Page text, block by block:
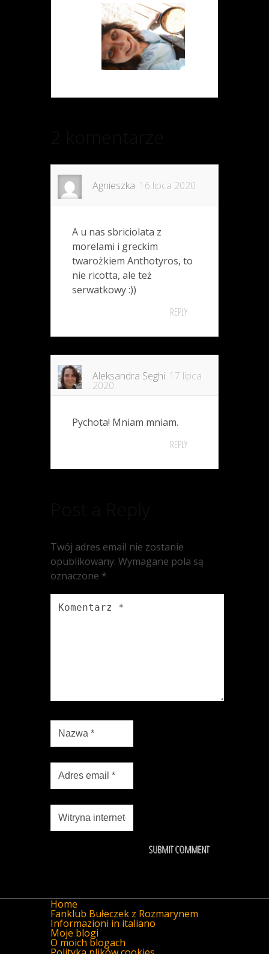
Agnieszka 16 lipca 2020
A u nas sbriciolata z
morelami i greckim
twarożkiem Anthotyros, to
nie ricotta, ale też
serwatkowy :))
REPLY
Aleksandra Seghi 17 lipca
2020
Pychota! Mniam mniam.
REPLY
Twój adres email nie zostanie
opublikowany. Wymagane pola są
oznaczone *
Home
Fanklub Bułeczek z Rozmarynem
Informazioni in italiano
Moje blogi
O moich blogach